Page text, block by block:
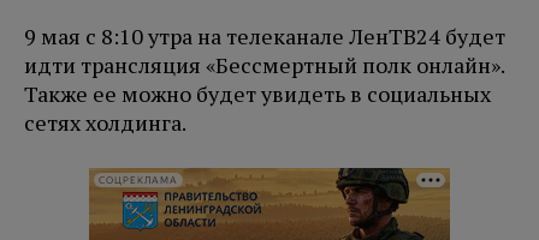
9 мая с 8:10 утра на телеканале ЛенТВ24 будет
идти трансляция «Бессмертный полк онлайн».
Также ее можно будет увидеть в социальных
сетях холдинга.
СОЦРЕКЛАМА